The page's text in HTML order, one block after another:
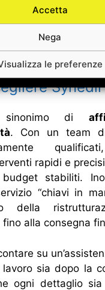
Accetta
Nega
le preferenze
o minimalista,
ogni
dove
armonia.
Synedil
sinonimo di
. Con un team
rapidi e
stabiliti.
“chiavi in
della
alla consegna
su
sia dopo la
ogni dettaglio